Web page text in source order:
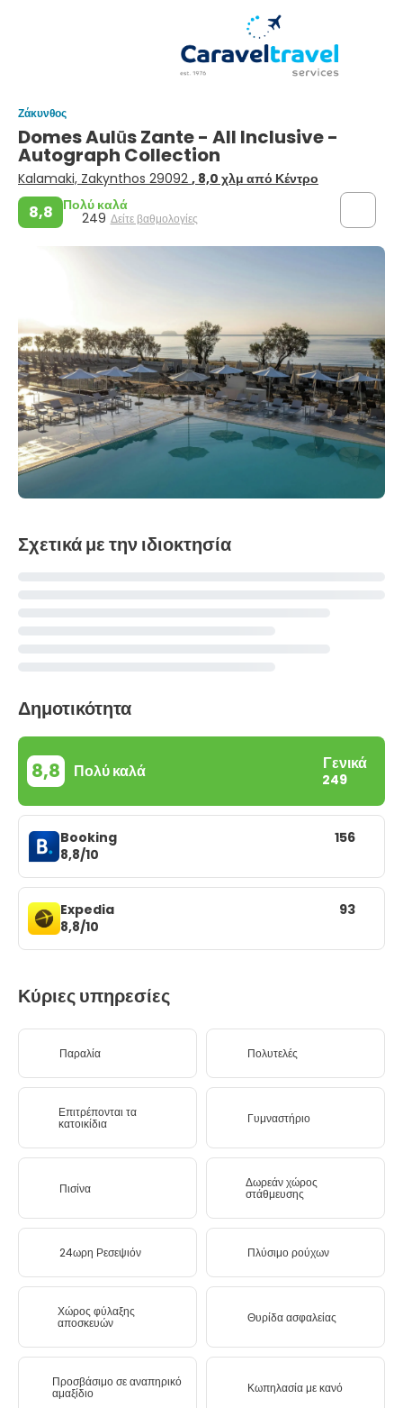
Ζάκυνθος
Domes Aulūs Zante - All Inclusive -
Autograph Collection
Kalamaki, Zakynthos 29092 , 8,0 χλμ από Κέντρο
8,8 Πολύ καλά
249 Δείτε βαθμολογίες
Σχετικά με την ιδιοκτησία
Δημοτικότητα
8,8 Πολύ καλά Γενικά
249
Booking
8,8/10
156
Expedia
8,8/10
93
Κύριες υπηρεσίες
Παραλία Πολυτελές
Επιτρέπονται τα
κατοικίδια Γυμναστήριο
Πισίνα Δωρεάν χώρος
στάθμευσης
24ωρη Ρεσεψιόν Πλύσιμο ρούχων
Χώρος φύλαξης
αποσκευών Θυρίδα ασφαλείας
Προσβάσιμο σε αναπηρικό
αμαξίδιο Κωπηλασία με κανό